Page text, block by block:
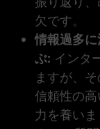
欠です。
情報過多
ぶ: インタ
ますが、
信頼性の
力を養いま